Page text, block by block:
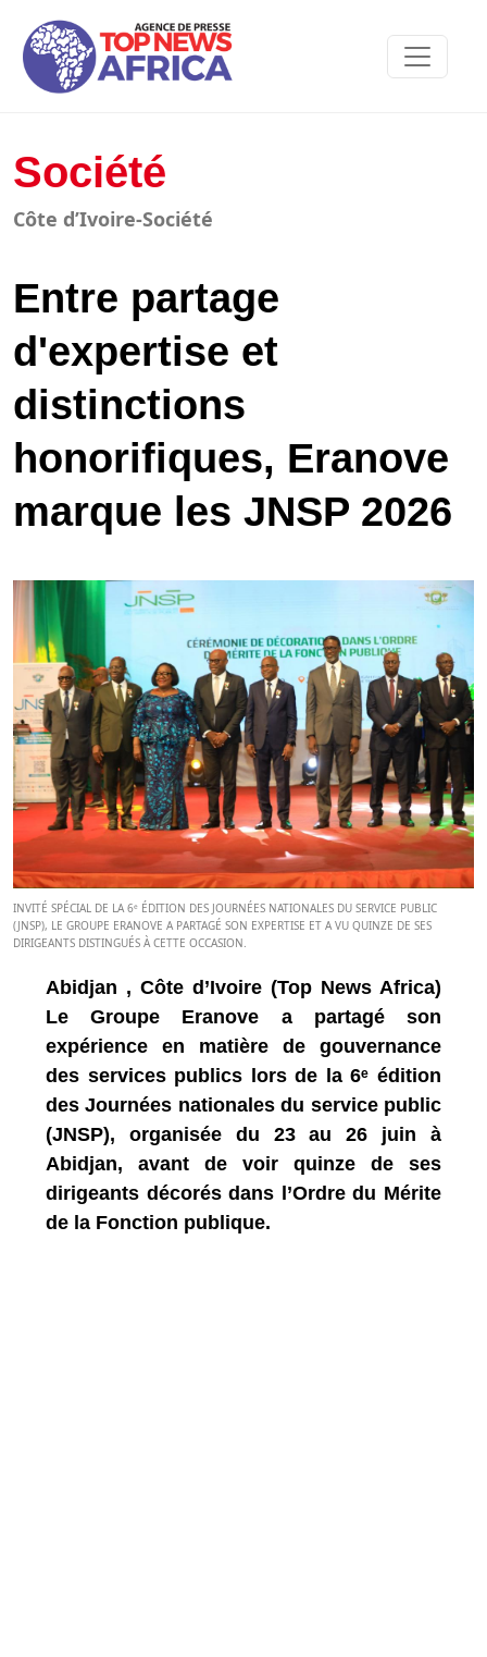
Société
Côte d’Ivoire-Société
Entre partage
d'expertise et
distinctions
honorifiques, Eranove
marque les JNSP 2026
INVITÉ SPÉCIAL DE LA 6ᵉ ÉDITION DES JOURNÉES NATIONALES DU SERVICE PUBLIC
(JNSP), LE GROUPE ERANOVE A PARTAGÉ SON EXPERTISE ET A VU QUINZE DE SES
DIRIGEANTS DISTINGUÉS À CETTE OCCASION.
Abidjan , Côte d’Ivoire (Top News Africa)
Le Groupe Eranove a partagé son
expérience en matière de gouvernance
des services publics lors de la 6ᵉ édition
des Journées nationales du service public
(JNSP), organisée du 23 au 26 juin à
Abidjan, avant de voir quinze de ses
dirigeants décorés dans l’Ordre du Mérite
de la Fonction publique.